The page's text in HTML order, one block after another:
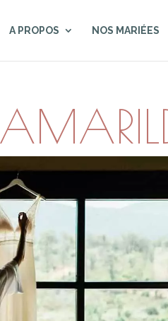
A PROPOS NOS MARIÉES